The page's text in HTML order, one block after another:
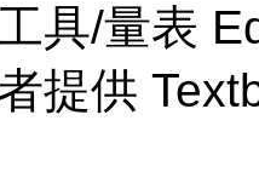
具/量表
提供